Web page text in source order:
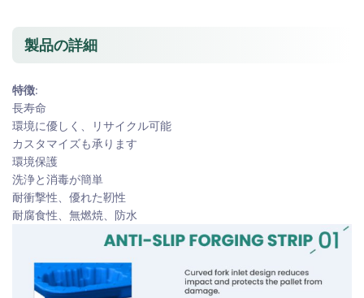
製品の詳細
特徴:
長寿命
環境に優しく、リサイクル可能
カスタマイズも承ります
環境保護
洗浄と消毒が簡単
耐衝撃性、優れた靭性
耐腐食性、無燃焼、防水